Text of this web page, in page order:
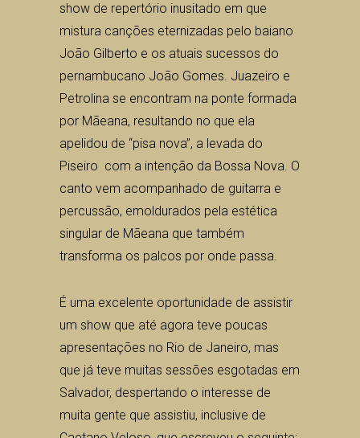
show de repertório inusitado em que
mistura canções eternizadas pelo baiano
João Gilberto e os atuais sucessos do
pernambucano João Gomes. Juazeiro e
Petrolina se encontram na ponte formada
por Mãeana, resultando no que ela
apelidou de “pisa nova”, a levada do
Piseiro com a intenção da Bossa Nova. O
canto vem acompanhado de guitarra e
percussão, emoldurados pela estética
singular de Mãeana que também
transforma os palcos por onde passa.
É uma excelente oportunidade de assistir
um show que até agora teve poucas
apresentações no Rio de Janeiro, mas
que já teve muitas sessões esgotadas em
Salvador, despertando o interesse de
muita gente que assistiu, inclusive de